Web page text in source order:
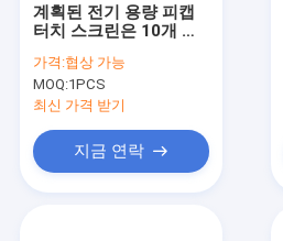
계획된 전기 용량 피캡
터치 스크린은 10개 핵
모니터링합니다
가격:협상 가능
MOQ:1PCS
최신 가격 받기
지금 연락